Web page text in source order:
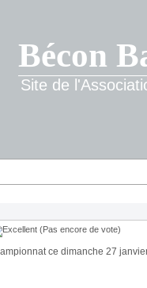
Bécon
Site de
(Pas encore de vote)
ce dimanche 27